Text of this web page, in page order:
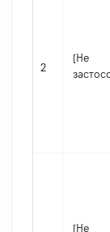
2
[Не
[Не